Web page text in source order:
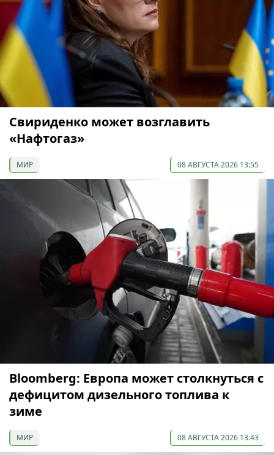
Свириденко может возглавить
«Нафтогаз»
МИР 08 АВГУСТА 2026 13:55
Bloomberg: Европа может столкнуться с
дефицитом дизельного топлива к
зиме
МИР 08 АВГУСТА 2026 13:43